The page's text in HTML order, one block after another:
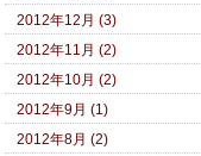
2012年12月 (3)
2012年11月 (2)
2012年10月 (2)
2012年9月 (1)
2012年8月 (2)